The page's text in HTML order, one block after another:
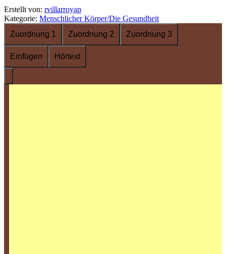
Erstellt von: rvillarroyap
Kategorie: Menschlicher Körper/Die Gesundheit
Zuordnung 1
Zuordnung 2 Zuordnung 3
Einfügen Hörtext